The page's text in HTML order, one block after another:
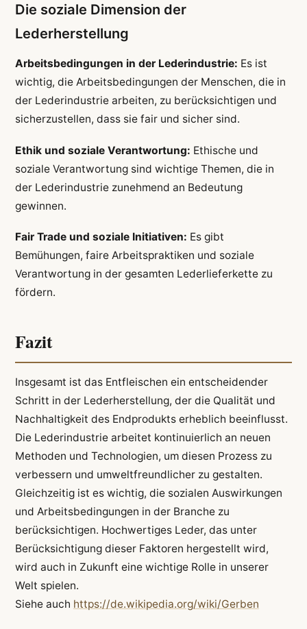
Die soziale Dimension der
Lederherstellung
Arbeitsbedingungen in der Lederindustrie: Es ist
wichtig, die Arbeitsbedingungen der Menschen, die in
der Lederindustrie arbeiten, zu berücksichtigen und
sicherzustellen, dass sie fair und sicher sind.
Ethik und soziale Verantwortung: Ethische und
soziale Verantwortung sind wichtige Themen, die in
der Lederindustrie zunehmend an Bedeutung
gewinnen.
Fair Trade und soziale Initiativen: Es gibt
Bemühungen, faire Arbeitspraktiken und soziale
Verantwortung in der gesamten Lederlieferkette zu
fördern.
Fazit
Insgesamt ist das Entfleischen ein entscheidender
Schritt in der Lederherstellung, der die Qualität und
Nachhaltigkeit des Endprodukts erheblich beeinflusst.
Die Lederindustrie arbeitet kontinuierlich an neuen
Methoden und Technologien, um diesen Prozess zu
verbessern und umweltfreundlicher zu gestalten.
Gleichzeitig ist es wichtig, die sozialen Auswirkungen
und Arbeitsbedingungen in der Branche zu
berücksichtigen. Hochwertiges Leder, das unter
Berücksichtigung dieser Faktoren hergestellt wird,
wird auch in Zukunft eine wichtige Rolle in unserer
Welt spielen.
Siehe auch https://de.wikipedia.org/wiki/Gerben